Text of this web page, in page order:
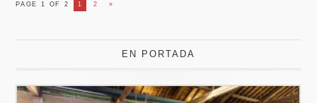
PAGE 1 OF 2 1 2 »
EN PORTADA